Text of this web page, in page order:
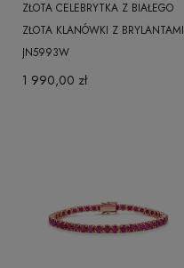
ZŁOTA CELEBRYTKA Z BIAŁEGO
ZŁOTA KLANÓWKI Z BRYLANTAMI
JN5993W
1 990,00 zł